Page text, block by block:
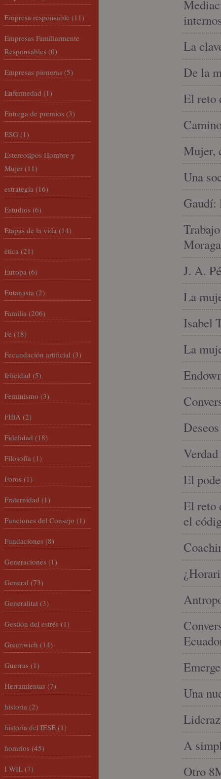
La
De la
El reto
Mujer,
Una
Gaudí:
J. A.
La
Isabel
La
El
El reto
el
Una
A
Otro
Empresa responsable (11)
Empresas Familiarmente
Responsables (0)
Empresas pioneras (5)
Enfermedad (1)
Entrega de premios (3)
ESG (1)
Estereotipos Hombre y
Mujer (11)
estrategia (16)
Estudios (6)
Etapas de la vida (14)
ética (21)
Europa (6)
Eutanasia (2)
Familia (206)
Fe (18)
Fecundación artificial (3)
felicidad (5)
Feminismo (3)
FIBA (2)
Fidelidad (18)
Filosofía (1)
Foros (1)
Fraternidad (1)
Funciones del Consejo (1)
Fundaciones (8)
Generaciones (1)
General (73)
Generalitat (3)
Gestión del estrés (1)
Greenwich (14)
Guerras (1)
Herramientas (7)
historia (2)
historia del IESE (1)
horarios (45)
I WIL (7)